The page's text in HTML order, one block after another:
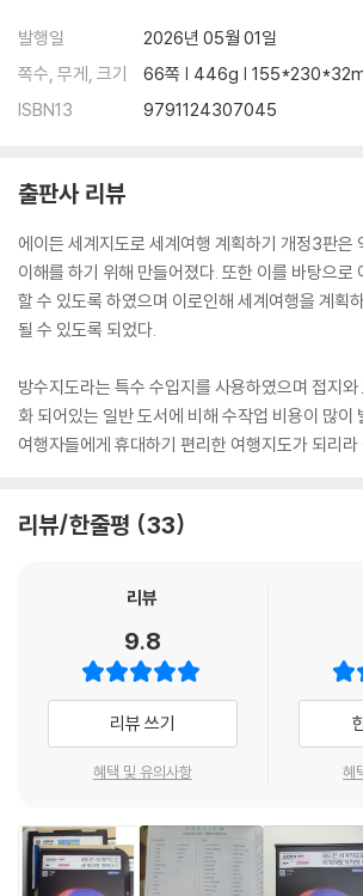
발행일
2026년 05월 01일
쪽수, 무게, 크기
66쪽 | 446g |
ISBN13
9791124307045
출판사 리뷰
에이든 세계지도로 세계여행 계획하기 개정3판은
이해를 하기 위해 만들어졌다. 또한 이를 바탕으로
할 수 있도록 하였으며 이로인해 세계여행을 계획
될 수 있도록 되었다.
방수지도라는 특수 수입지를 사용하였으며 접지
화 되어있는 일반 도서에 비해 수작업 비용이 많이
여행자들에게 휴대하기 편리한 여행지도가 되리라
리뷰/한줄평 33
리뷰
9.8
리뷰 쓰기
혜택 및 유의사항 혜